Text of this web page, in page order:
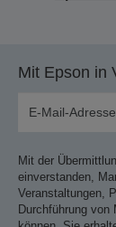
Mit Epson in
Mit der
einverstanden,
Veranstaltungen,
Durchführung von